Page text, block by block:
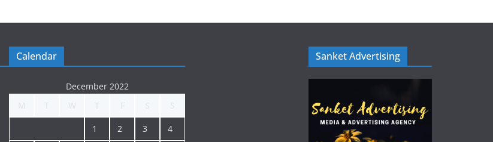
Calendar
December 2022
1 2 3 4
Sanket Advertising